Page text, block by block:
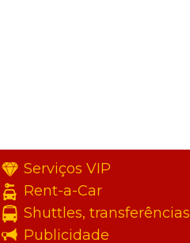
Serviços VIP
Rent-a-Car
Shuttles, transferências
Publicidade